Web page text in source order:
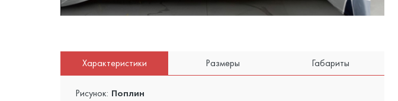
Характеристики Размеры Габариты
Рисунок: Поплин